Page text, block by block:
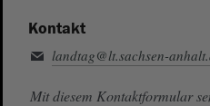
Kontakt
landtag@lt.sachsen-
Mit diesem Kontaktformular